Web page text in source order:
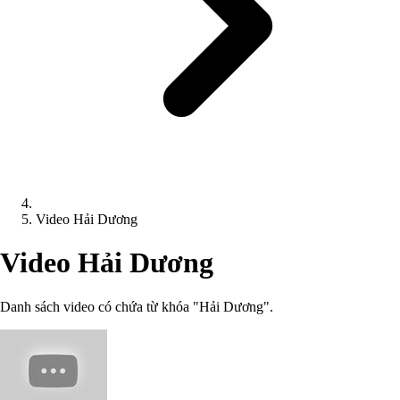
Video Hải Dương
Video Hải Dương
Danh sách video có chứa từ khóa "Hải Dương".